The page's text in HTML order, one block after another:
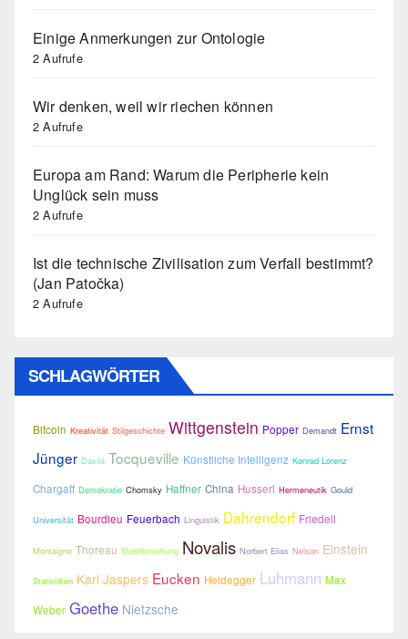
Einige Anmerkungen zur Ontologie
2 Aufrufe
Wir denken, weil wir riechen können
2 Aufrufe
Europa am Rand: Warum die Peripherie kein
Unglück sein muss
2 Aufrufe
Ist die technische Zivilisation zum Verfall bestimmt?
(Jan Patočka)
2 Aufrufe
SCHLAGWÖRTER
Bitcoin Kreativität Stilgeschichte Wittgenstein Popper Demandt Ernst
Jünger Davilá Tocqueville Künstliche Intelligenz Konrad Lorenz
Chargaff Demokratie Chomsky Haffner China Husserl Hermeneutik Gould
Universität Bourdieu Feuerbach Linguistik Dahrendorf Friedell
Montaigne Thoreau Stadtforschung Novalis Norbert Elias Nelson Einstein
Statistiken Karl Jaspers Eucken Heidegger Luhmann Max
Weber Goethe Nietzsche